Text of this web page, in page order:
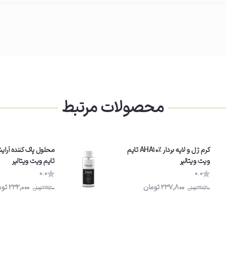
محصولات مرتبط
کرم ژل و لایه بردار AHA10% تایم
ویت ویتالیر
0.0
297,300تومان 237,800تومان
محلول پاک کننده
تایم ویت ویتالیر
0.0
289,200تومان 232,000